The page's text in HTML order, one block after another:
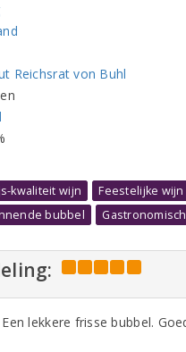
Reichsrat von Buhl
kwaliteit wijn Feestelijke wijn
bubbel
Een lekkere frisse bubbel.